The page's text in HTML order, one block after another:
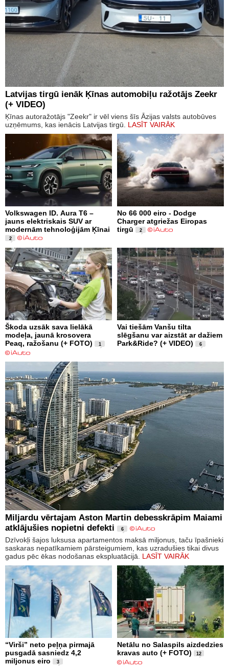
Latvijas tirgū ienāk Ķīnas automobiļu ražotājs Zeekr
(+ VIDEO)
Ķīnas autoražotājs "Zeekr" ir vēl viens šīs Āzijas valsts autobūves
uzņēmums, kas ienācis Latvijas tirgū. LASĪT VAIRĀK
Volkswagen ID. Aura T6 –
jauns elektriskais SUV ar
modernām tehnoloģijām Ķīnai
2
No 66 000 eiro - Dodge
Charger atgriežas Eiropas
tirgū
2
Škoda uzsāk sava lielākā
modeļa, jaunā krosovera
Peaq, ražošanu (+ FOTO)
1
Vai tiešām Vanšu tilta
slēgšanu var aizstāt ar dažiem
Park&Ride? (+ VIDEO)
6
Miljardu vērtajam Aston Martin debesskrāpim Maiami
atklājušies nopietni defekti
6
Dzīvokļi šajos luksusa apartamentos maksā miljonus, taču īpašnieki
saskaras nepatīkamiem pārsteigumiem, kas uzradušies tikai divus
gadus pēc ēkas nodošanas ekspluatācijā. LASĪT VAIRĀK
“Virši” neto peļņa pirmajā
pusgadā sasniedz 4,2
miljonus eiro
3
Netālu no Salaspils aizdedzies
kravas auto (+ FOTO)
12